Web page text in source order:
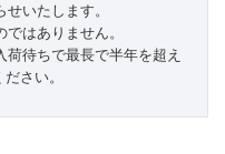
いたします。
はありません。
荷待ちで最長で半年を超え
さい。